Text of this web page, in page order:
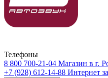
Телефоны
8 800 700-21-04 Магазин в г.
+7 (928) 612-14-88 Интернет